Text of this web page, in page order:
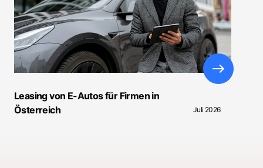
Leasing von E-Autos für Firmen in
Österreich
Juli 2026